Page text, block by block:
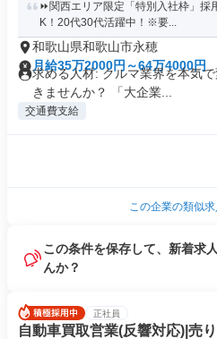
⏩️関西エリア限定「特別入社枠」採
K！20代30代活躍中！※要...
和歌山県和歌山市永穂
月給35万2000円～64万4000円
求める人材: クルマ業界を本気
きませんか？ 「大企業...
交通費支給
この企業の類似
この条件を保存して、新着求
んか？
正社員
自動車買取営業(反響対応)|売